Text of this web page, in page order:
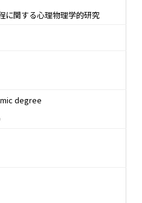
に関する心理物理学的研究
degree